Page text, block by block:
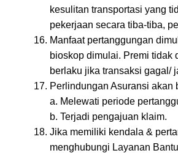
kesulitan transportasi yang
pekerjaan secara tiba-tiba,
Manfaat pertanggungan
bioskop dimulai. Premi tidak
berlaku jika transaksi gagal/
Perlindungan Asuransi akan
a. Melewati periode
b. Terjadi pengajuan klaim.
Jika memiliki kendala &
menghubungi Layanan